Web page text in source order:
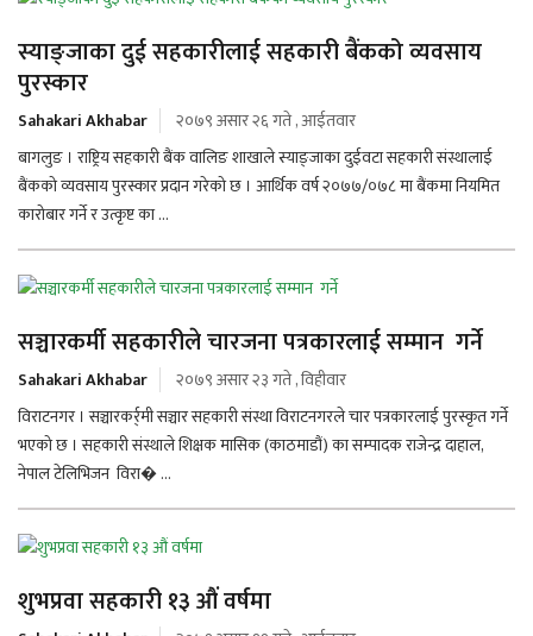
स्याङ्जाका दुई सहकारीलाई सहकारी बैंकको व्यवसाय
पुरस्कार
Sahakari Akhabar
२०७९ असार २६ गते , आईतवार
बागलुङ । राष्ट्रिय सहकारी बैंक वालिङ शाखाले स्याङ्जाका दुईवटा सहकारी संस्थालाई
बैंकको व्यवसाय पुरस्कार प्रदान गरेको छ । आर्थिक वर्ष २०७७/०७८ मा बैंकमा नियमित
कारोबार गर्ने र उत्कृष्ट का ...
सञ्चारकर्मी सहकारीले चारजना पत्रकारलाई सम्मान गर्ने
Sahakari Akhabar
२०७९ असार २३ गते , विहीवार
विराटनगर । सञ्चारकर्र्मी सञ्चार सहकारी संस्था विराटनगरले चार पत्रकारलाई पुरस्कृत गर्ने
भएको छ । सहकारी संस्थाले शिक्षक मासिक (काठमाडौं) का सम्पादक राजेन्द्र दाहाल,
नेपाल टेलिभिजन विरा� ...
शुभप्रवा सहकारी १३ औं वर्षमा